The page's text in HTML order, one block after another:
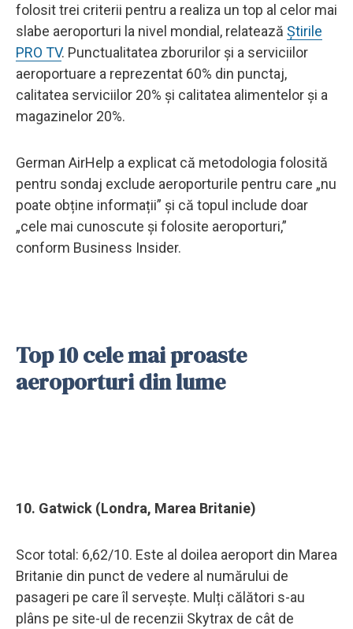
folosit trei criterii pentru a realiza un top al celor mai
slabe aeroporturi la nivel mondial, relatează Știrile
PRO TV. Punctualitatea zborurilor și a serviciilor
aeroportuare a reprezentat 60% din punctaj,
calitatea serviciilor 20% și calitatea alimentelor și a
magazinelor 20%.
German AirHelp a explicat că metodologia folosită
pentru sondaj exclude aeroporturile pentru care „nu
poate obține informații” și că topul include doar
„cele mai cunoscute și folosite aeroporturi,”
conform Business Insider.
Top 10 cele mai proaste
aeroporturi din lume
10. Gatwick (Londra, Marea Britanie)
Scor total: 6,62/10. Este al doilea aeroport din Marea
Britanie din punct de vedere al numărului de
pasageri pe care îl servește. Mulți călători s-au
plâns pe site-ul de recenzii Skytrax de cât de